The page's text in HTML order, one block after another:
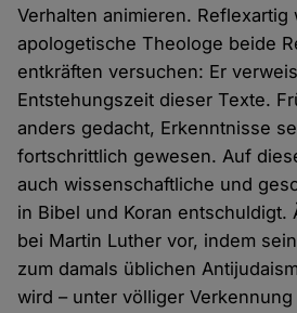
Verhalten animieren. Reflexartig
apologetische Theologe beide
entkräften versuchen: Er
Entstehungszeit dieser Texte.
anders gedacht, Erkenntnisse
fortschrittlich gewesen. Auf
auch wissenschaftliche und
in Bibel und Koran entschuldigt.
bei Martin Luther vor, indem
zum damals üblichen
wird – unter völliger